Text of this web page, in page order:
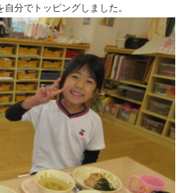
分でトッピングしました。